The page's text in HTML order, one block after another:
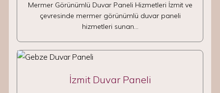
Mermer Görünümlü Duvar Paneli Hizmetleri İzmit ve
çevresinde mermer görünümlü duvar paneli
hizmetleri sunan…
İzmit Duvar Paneli